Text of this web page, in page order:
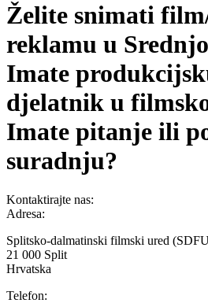
Želite snimati
reklamu u
Imate
djelatnik u
Imate pitanje ili
suradnju?
Kontaktirajte nas:
Adresa:
Splitsko-dalmatinski filmski ured
21 000 Split
Hrvatska
Telefon: